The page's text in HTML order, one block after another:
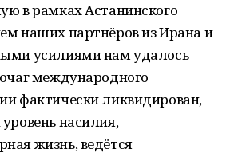
в рамках Астанинского
наших партнёров из Ирана и
усилиями нам удалось
международного
фактически ликвидирован,
насилия,
жизнь, ведётся